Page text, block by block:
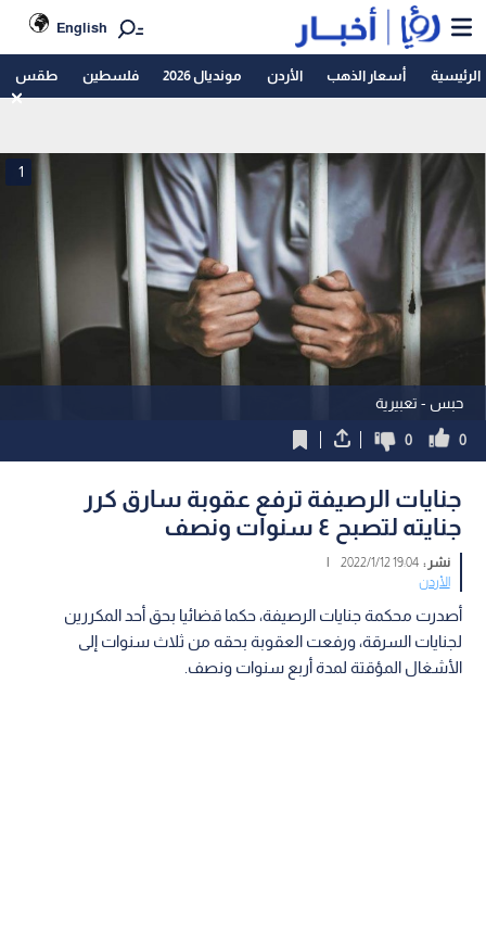
English
الرئيسية أسعار الذهب الأردن مونديال 2026 فلسطين طقس
حبس - تعبيرية
1
0
0
جنايات الرصيفة ترفع عقوبة سارق كرر
جنايته لتصبح ٤ سنوات ونصف
نشر :19:04 2022/1/12
|
الأردن
أصدرت محكمة جنايات الرصيفة، حكما قضائيا بحق أحد المكررين
لجنايات السرقة، ورفعت العقوبة بحقه من ثلاث سنوات إلى
الأشغال المؤقتة لمدة أربع سنوات ونصف.